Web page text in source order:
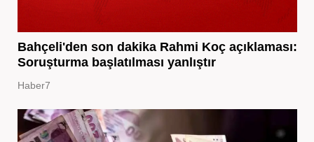
Bahçeli'den son dakika Rahmi Koç açıklaması:
Soruşturma başlatılması yanlıştır
Haber7